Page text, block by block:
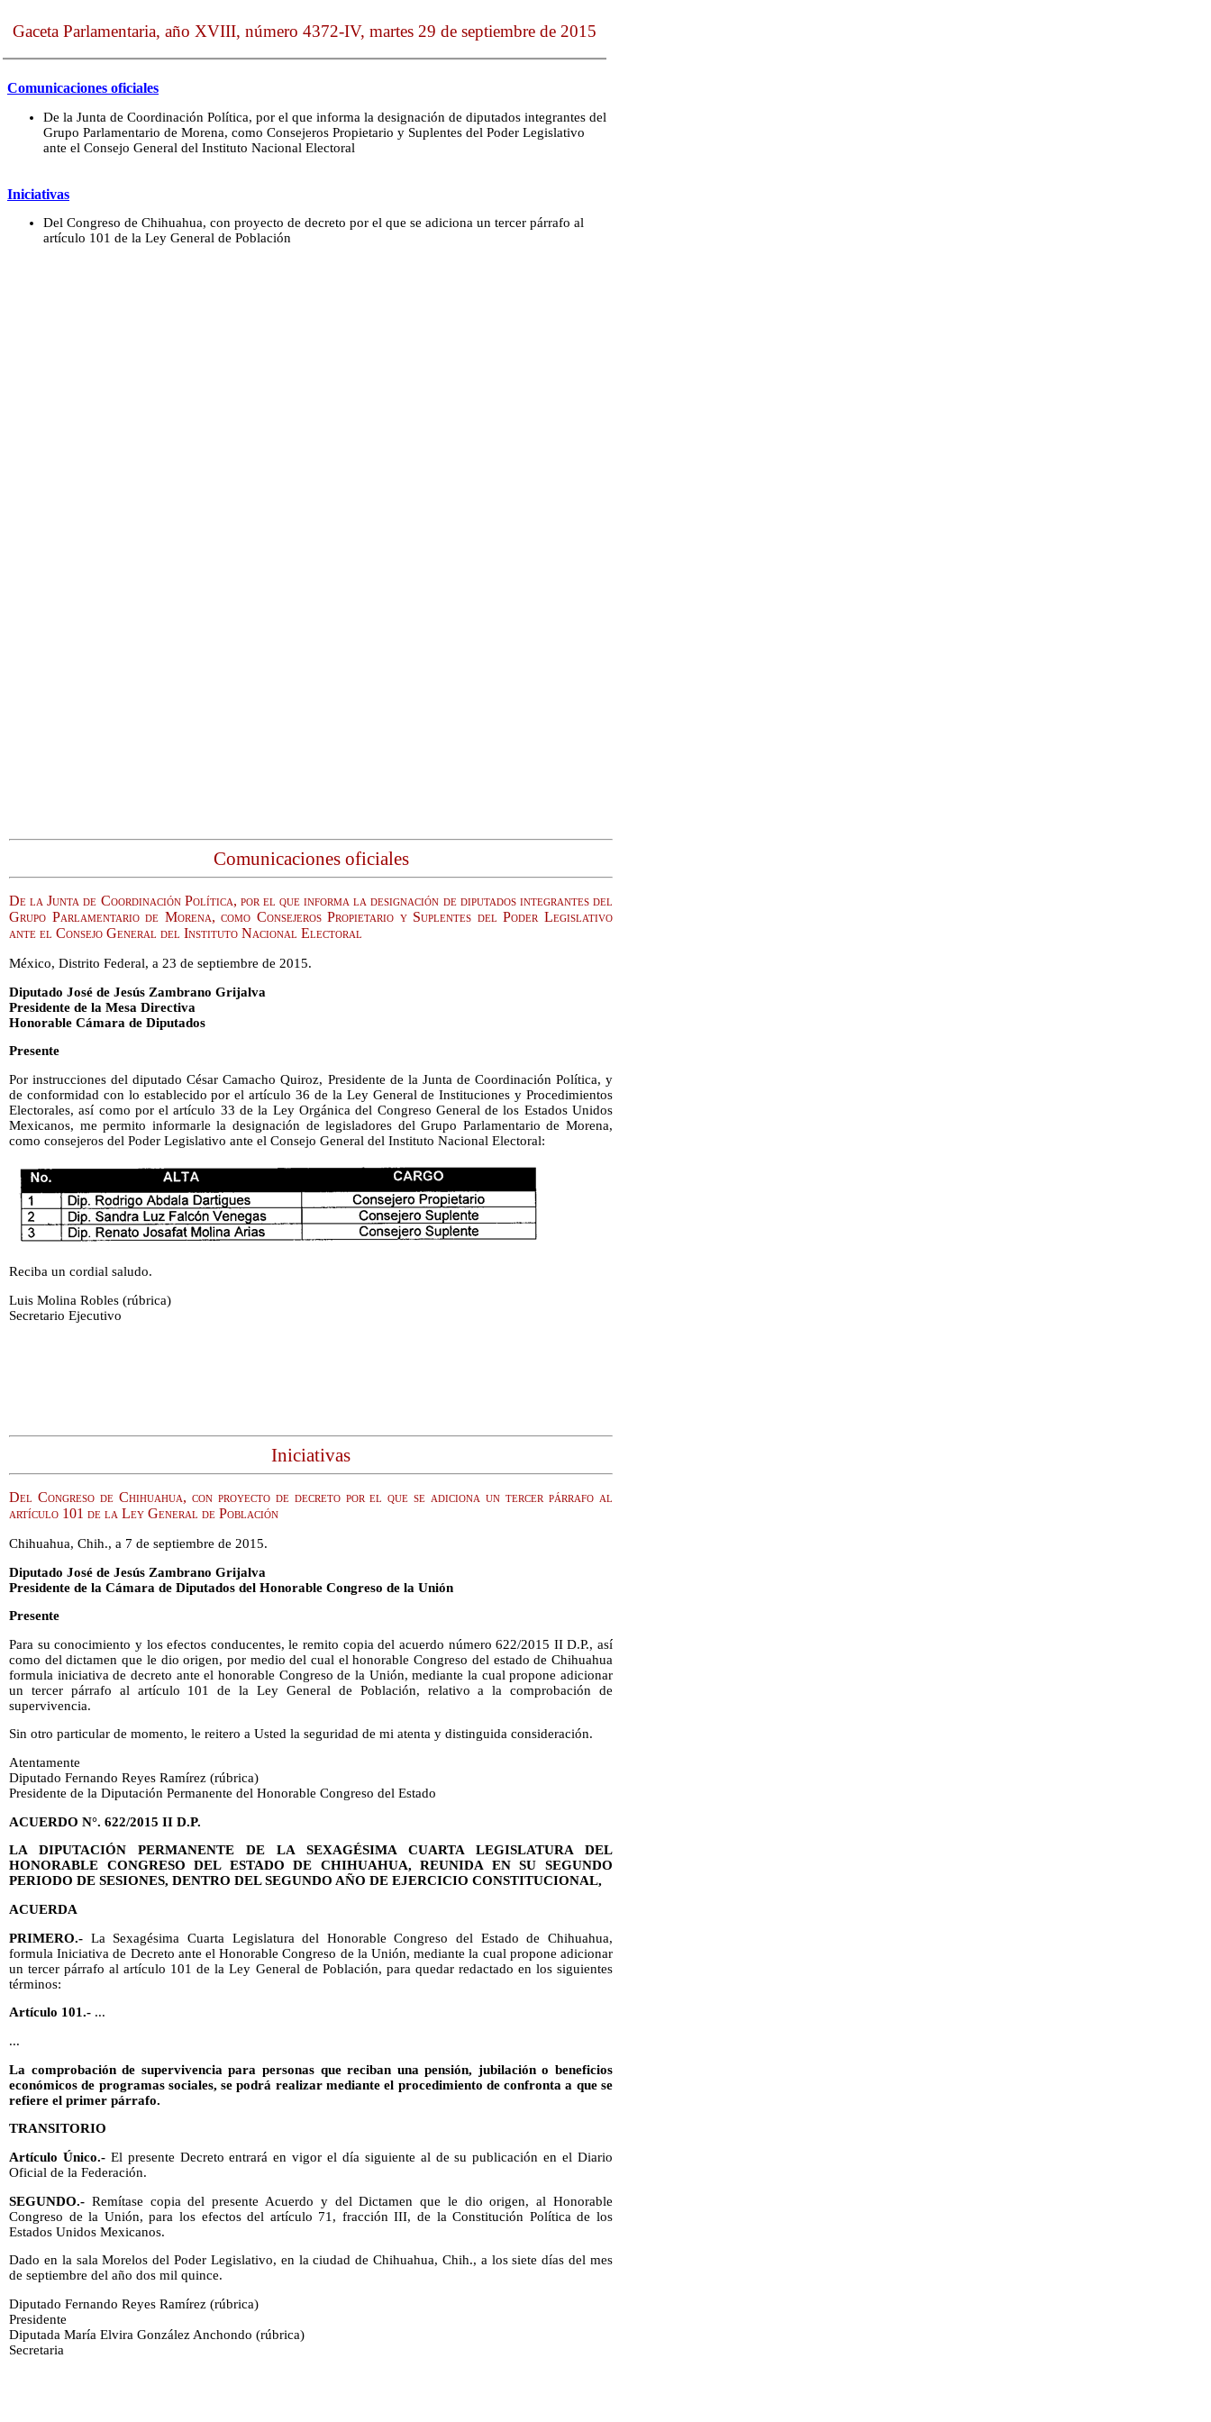
Gaceta Parlamentaria, año XVIII, número 4372-IV, martes 29 de septiembre de 2015
Comunicaciones oficiales
De la Junta de Coordinación Política, por el que informa la designación de diputados integrantes del
Grupo Parlamentario de Morena, como Consejeros Propietario y Suplentes del Poder Legislativo
ante el Consejo General del Instituto Nacional Electoral
Iniciativas
Del Congreso de Chihuahua, con proyecto de decreto por el que se adiciona un tercer párrafo al
artículo 101 de la Ley General de Población
Comunicaciones oficiales
De la Junta de Coordinación Política, por el que informa la designación de diputados integrantes del
Grupo Parlamentario de Morena, como Consejeros Propietario y Suplentes del Poder Legislativo
ante el Consejo General del Instituto Nacional Electoral
México, Distrito Federal, a 23 de septiembre de 2015.
Diputado José de Jesús Zambrano Grijalva
Presidente de la Mesa Directiva
Honorable Cámara de Diputados
Presente
Por instrucciones del diputado César Camacho Quiroz, Presidente de la Junta de Coordinación Política, y
de conformidad con lo establecido por el artículo 36 de la Ley General de Instituciones y Procedimientos
Electorales, así como por el artículo 33 de la Ley Orgánica del Congreso General de los Estados Unidos
Mexicanos, me permito informarle la designación de legisladores del Grupo Parlamentario de Morena,
como consejeros del Poder Legislativo ante el Consejo General del Instituto Nacional Electoral:
Reciba un cordial saludo.
Luis Molina Robles (rúbrica)
Secretario Ejecutivo
Iniciativas
Del Congreso de Chihuahua, con proyecto de decreto por el que se adiciona un tercer párrafo al
artículo 101 de la Ley General de Población
Chihuahua, Chih., a 7 de septiembre de 2015.
Diputado José de Jesús Zambrano Grijalva
Presidente de la Cámara de Diputados del Honorable Congreso de la Unión
Presente
Para su conocimiento y los efectos conducentes, le remito copia del acuerdo número 622/2015 II D.P., así
como del dictamen que le dio origen, por medio del cual el honorable Congreso del estado de Chihuahua
formula iniciativa de decreto ante el honorable Congreso de la Unión, mediante la cual propone adicionar
un tercer párrafo al artículo 101 de la Ley General de Población, relativo a la comprobación de
supervivencia.
Sin otro particular de momento, le reitero a Usted la seguridad de mi atenta y distinguida consideración.
Atentamente
Diputado Fernando Reyes Ramírez (rúbrica)
Presidente de la Diputación Permanente del Honorable Congreso del Estado
ACUERDO N°. 622/2015 II D.P.
LA DIPUTACIÓN PERMANENTE DE LA SEXAGÉSIMA CUARTA LEGISLATURA DEL
HONORABLE CONGRESO DEL ESTADO DE CHIHUAHUA, REUNIDA EN SU SEGUNDO
PERIODO DE SESIONES, DENTRO DEL SEGUNDO AÑO DE EJERCICIO CONSTITUCIONAL,
ACUERDA
PRIMERO.- La Sexagésima Cuarta Legislatura del Honorable Congreso del Estado de Chihuahua,
formula Iniciativa de Decreto ante el Honorable Congreso de la Unión, mediante la cual propone adicionar
un tercer párrafo al artículo 101 de la Ley General de Población, para quedar redactado en los siguientes
términos:
Artículo 101.- ...
...
La comprobación de supervivencia para personas que reciban una pensión, jubilación o beneficios
económicos de programas sociales, se podrá realizar mediante el procedimiento de confronta a que se
refiere el primer párrafo.
TRANSITORIO
Artículo Único.-El presente Decreto entrará en vigor el día siguiente al de su publicación en el Diario
Oficial de la Federación.
SEGUNDO.- Remítase copia del presente Acuerdo y del Dictamen que le dio origen, al Honorable
Congreso de la Unión, para los efectos del artículo 71, fracción III, de la Constitución Política de los
Estados Unidos Mexicanos.
Dado en la sala Morelos del Poder Legislativo, en la ciudad de Chihuahua, Chih., a los siete días del mes
de septiembre del año dos mil quince.
Diputado Fernando Reyes Ramírez (rúbrica)
Presidente
Diputada María Elvira González Anchondo (rúbrica)
Secretaria